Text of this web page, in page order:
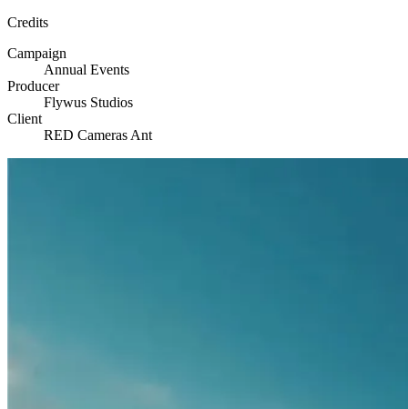
Credits
Campaign
Annual Events
Producer
Flywus Studios
Client
RED Cameras Ant